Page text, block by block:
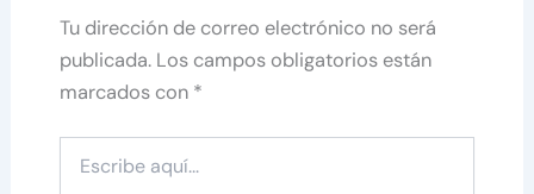
Tu dirección de correo electrónico no será
publicada. Los campos obligatorios están
marcados con *
aquí...